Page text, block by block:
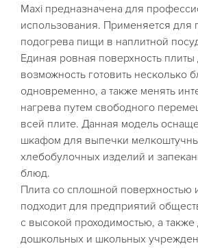
Maxi предназначена для
использования. Применяется для
подогрева пищи в наплитной
Единая ровная поверхность плиты
возможность готовить несколько
одновременно, а также менять
нагрева путем свободного
всей плите. Данная модель
шкафом для выпечки
хлебобулочных изделий и
блюд.
Плита со сплошной поверхностью
подходит для предприятий
с высокой проходимостью, а также
дошкольных и школьных